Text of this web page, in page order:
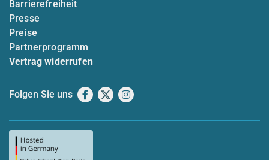
Barrierefreiheit
Presse
Preise
Partnerprogramm
Vertrag widerrufen
Folgen Sie uns Facebook
X Instagram